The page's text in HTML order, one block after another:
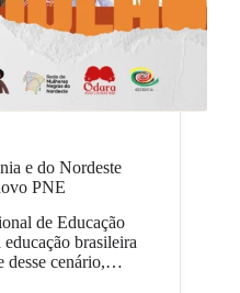
e do Nordeste
PNE
de Educação
brasileira
desse cenário,…